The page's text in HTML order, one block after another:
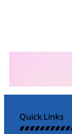
Quick Links